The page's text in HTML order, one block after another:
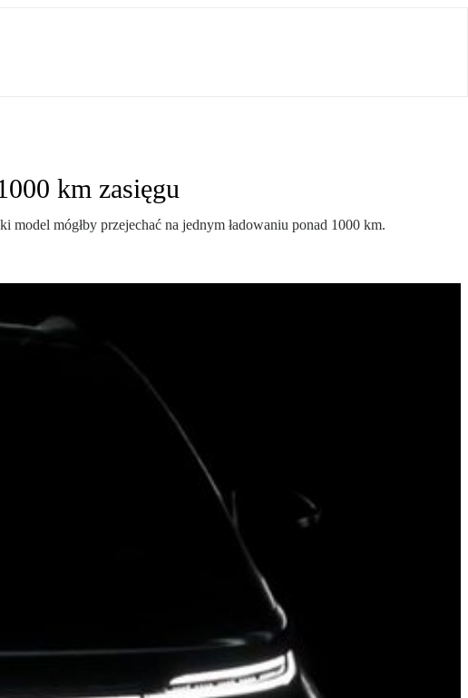
km zasięgu
mógłby przejechać na jednym ładowaniu ponad 1000 km.